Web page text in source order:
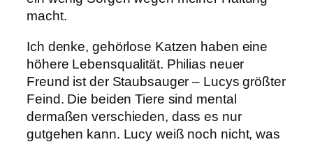
macht.
Ich denke, gehörlose Katzen haben eine
höhere Lebensqualität. Philias neuer
Freund ist der Staubsauger – Lucys größter
Feind. Die beiden Tiere sind mental
dermaßen verschieden, dass es nur
gutgehen kann. Lucy weiß noch nicht, was